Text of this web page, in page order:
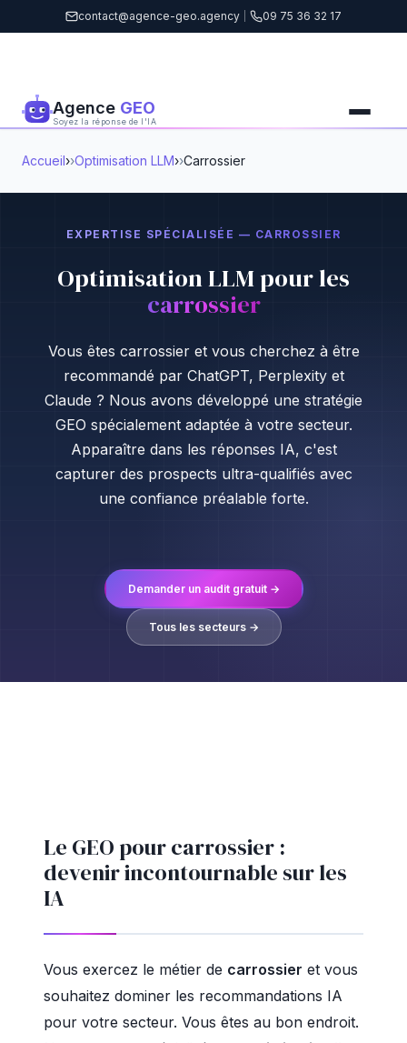
contact@agence-geo.agency 09 75 36 32 17
Agence GEO
Soyez la réponse de l'IA
Accueil› Optimisation LLM› Carrossier
EXPERTISE SPÉCIALISÉE — CARROSSIER
Optimisation LLM pour les
carrossier
Vous êtes carrossier et vous cherchez à être
recommandé par ChatGPT, Perplexity et
Claude ? Nous avons développé une stratégie
GEO spécialement adaptée à votre secteur.
Apparaître dans les réponses IA, c'est
capturer des prospects ultra-qualifiés avec
une confiance préalable forte.
Demander un audit gratuit →
Tous les secteurs →
Le GEO pour carrossier :
devenir incontournable sur les
IA
Vous exercez le métier de carrossier et vous
souhaitez dominer les recommandations IA
pour votre secteur. Vous êtes au bon endroit.